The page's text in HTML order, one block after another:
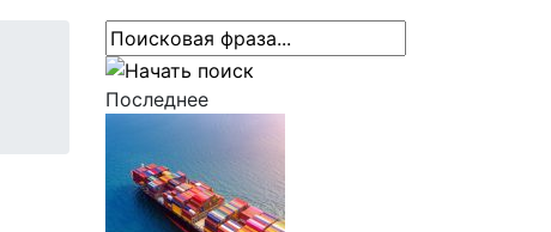
Последнее